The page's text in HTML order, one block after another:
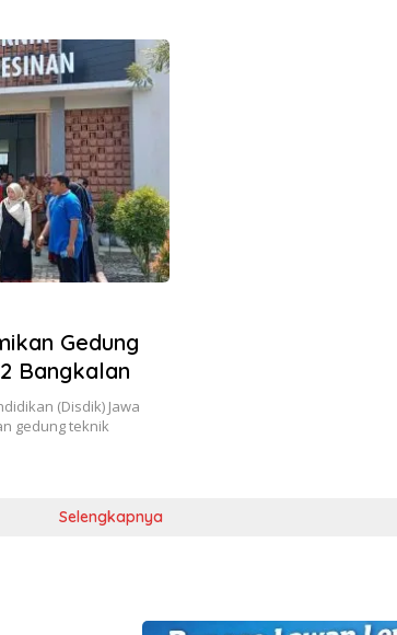
Gedung
Bangkalan
(Disdik) Jawa
gedung teknik
Selengkapnya